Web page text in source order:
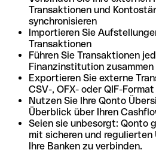
Transaktionen und
synchronisieren
Importieren Sie
Transaktionen
Führen Sie Transaktionen
Finanzinstitution zusammen
Exportieren Sie externe
CSV-, OFX- oder QIF-Format
Nutzen Sie Ihre Qonto
Überblick über Ihren
Seien sie unbesorgt: Qonto
mit sicheren und regulierten
Ihre Banken zu verbinden.